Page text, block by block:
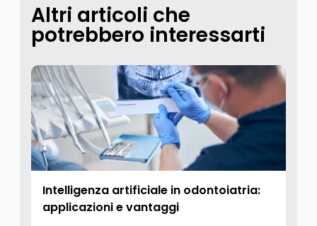
Altri articoli che
potrebbero interessarti
Intelligenza artificiale in odontoiatria:
applicazioni e vantaggi